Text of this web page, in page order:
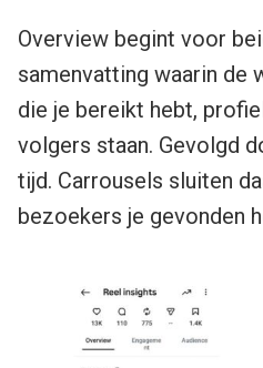
Overview begint voor
samenvatting waarin de
die je bereikt hebt,
volgers staan. Gevolgd
tijd. Carrousels sluiten
bezoekers je gevonden